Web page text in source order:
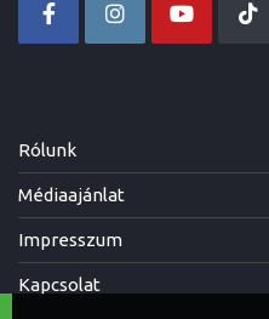
Rólunk
Médiaajánlat
Impresszum
Kapcsolat